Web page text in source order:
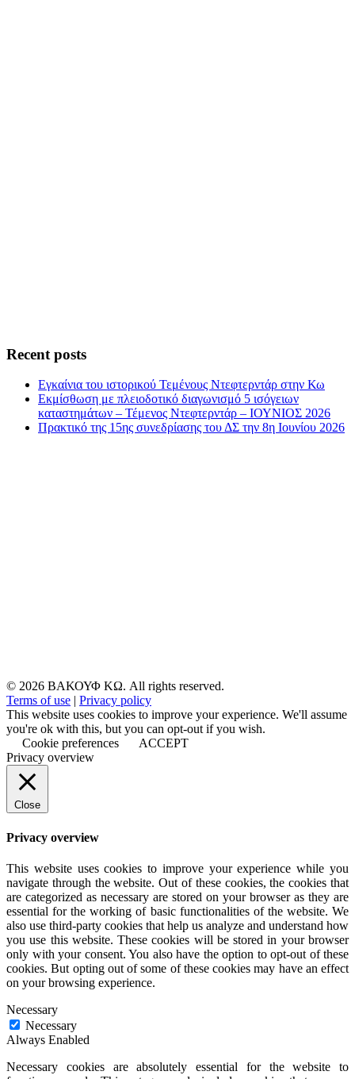
Recent posts
Εγκαίνια του ιστορικού Τεμένους Ντεφτερντάρ στην Κω
Εκμίσθωση με πλειοδοτικό διαγωνισμό 5 ισόγειων
καταστημάτων – Τέμενος Ντεφτερντάρ – ΙΟΥΝΙΟΣ 2026
Πρακτικό της 15ης συνεδρίασης του ΔΣ την 8η Ιουνίου 2026
© 2026 ΒΑΚΟΥΦ ΚΩ. All rights reserved.
Terms of use | Privacy policy
This website uses cookies to improve your experience. We'll assume
you're ok with this, but you can opt-out if you wish.
Cookie preferences
ACCEPT
Privacy overview
Close
Privacy overview
This website uses cookies to improve your experience while you
navigate through the website. Out of these cookies, the cookies that
are categorized as necessary are stored on your browser as they are
essential for the working of basic functionalities of the website. We
also use third-party cookies that help us analyze and understand how
you use this website. These cookies will be stored in your browser
only with your consent. You also have the option to opt-out of these
cookies. But opting out of some of these cookies may have an effect
on your browsing experience.
Necessary
Necessary
Always Enabled
Necessary cookies are absolutely essential for the website to